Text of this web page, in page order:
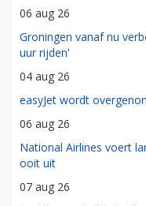
06 aug 26
Groningen vanaf nu
uur rijden'
04 aug 26
easyJet wordt
06 aug 26
National Airlines voert
ooit uit
07 aug 26